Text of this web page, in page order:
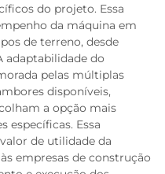
do projeto. Essa
da máquina em
de terreno, desde
adaptabilidade do
pelas múltiplas
disponíveis,
a opção mais
específicas. Essa
de utilidade da
empresas de construção